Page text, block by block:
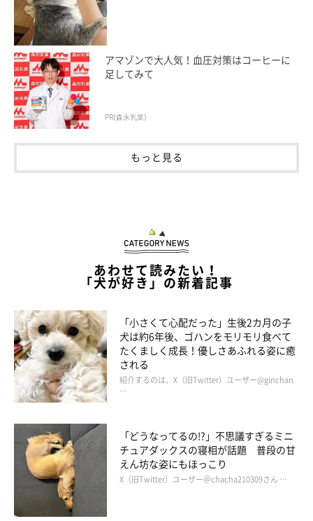
ヒカルくんは優しくて楽しい性格
＠KKvart
ヒカルくんには同居する犬がいます。
飼い主さん：
アマゾンで大人気！血圧対策はコーヒーに
足してみて
PR(森永乳業)
もっと見る
あわせて読みたい！
「犬が好き」の新着記事
「小さくて心配だった」生後2カ月の子
犬は約6年後、ゴハンをモリモリ食べて
たくましく成長！優しさあふれる姿に癒
される
紹介するのは、X（旧Twitter）ユーザー@ginchan
…
「どうなってるの!?」不思議すぎるミニ
チュアダックスの寝相が話題 普段の甘
えん坊な姿にもほっこり
X（旧Twitter）ユーザー＠chacha210309さん …